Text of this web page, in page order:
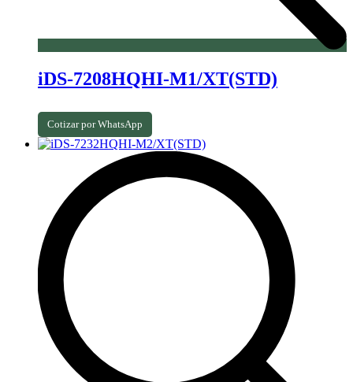
iDS-7208HQHI-M1/XT(STD)
Cotizar por WhatsApp